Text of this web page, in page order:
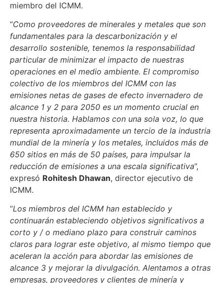
miembro del ICMM.
“Como proveedores de minerales y metales que son
fundamentales para la descarbonización y el
desarrollo sostenible, tenemos la responsabilidad
particular de minimizar el impacto de nuestras
operaciones en el medio ambiente. El compromiso
colectivo de los miembros del ICMM con las
emisiones netas de gases de efecto invernadero de
alcance 1 y 2 para 2050 es un momento crucial en
nuestra historia. Hablamos con una sola voz, lo que
representa aproximadamente un tercio de la industria
mundial de la minería y los metales, incluidos más de
650 sitios en más de 50 países, para impulsar la
reducción de emisiones a una escala significativa”,
expresó Rohitesh Dhawan, director ejecutivo de
ICMM.
“Los miembros del ICMM han establecido y
continuarán estableciendo objetivos significativos a
corto y / o mediano plazo para construir caminos
claros para lograr este objetivo, al mismo tiempo que
aceleran la acción para abordar las emisiones de
alcance 3 y mejorar la divulgación. Alentamos a otras
empresas, proveedores y clientes de minería y